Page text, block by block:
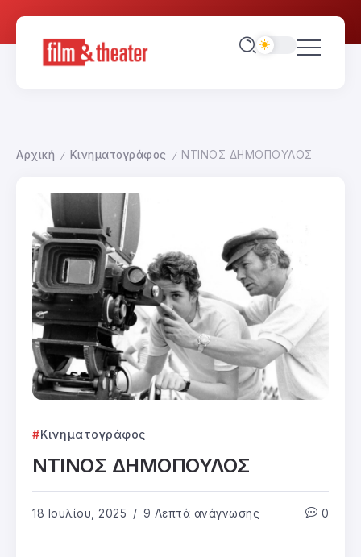
Αρχική / Κινηματογράφος / ΝΤΙΝΟΣ ΔΗΜΟΠΟΥΛΟΣ
Κινηματογράφος
ΝΤΙΝΟΣ ΔΗΜΟΠΟΥΛΟΣ
18 Ιουλίου, 2025 9 Λεπτά ανάγνωσης 0